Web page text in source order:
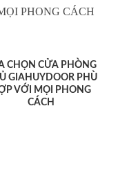
CHỌN CỬA PHÒNG
GIAHUYDOOR PHÙ
VỚI MỌI PHONG
CÁCH